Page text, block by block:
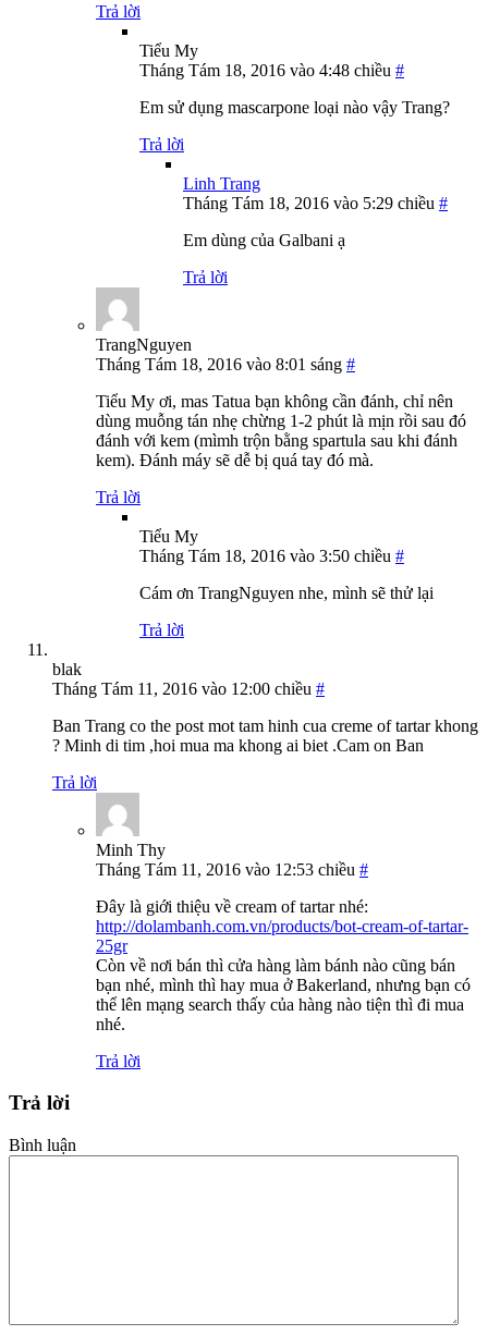
Trả lời
Tiểu My
Tháng Tám 18, 2016 vào 4:48 chiều #
Em sử dụng mascarpone loại nào vậy Trang?
Trả lời
Linh Trang
Tháng Tám 18, 2016 vào 5:29 chiều #
Em dùng của Galbani ạ
Trả lời
TrangNguyen
Tháng Tám 18, 2016 vào 8:01 sáng #
Tiểu My ơi, mas Tatua bạn không cần đánh, chỉ nên
dùng muỗng tán nhẹ chừng 1-2 phút là mịn rồi sau đó
đánh với kem (mìmh trộn bằng spartula sau khi đánh
kem). Đánh máy sẽ dễ bị quá tay đó mà.
Trả lời
Tiểu My
Tháng Tám 18, 2016 vào 3:50 chiều #
Cám ơn TrangNguyen nhe, mình sẽ thử lại
Trả lời
blak
Tháng Tám 11, 2016 vào 12:00 chiều #
Ban Trang co the post mot tam hinh cua creme of tartar khong
? Minh di tim ,hoi mua ma khong ai biet .Cam on Ban
Trả lời
Minh Thy
Tháng Tám 11, 2016 vào 12:53 chiều #
Đây là giới thiệu về cream of tartar nhé:
http://dolambanh.com.vn/products/bot-cream-of-tartar-
25gr
Còn về nơi bán thì cửa hàng làm bánh nào cũng bán
bạn nhé, mình thì hay mua ở Bakerland, nhưng bạn có
thể lên mạng search thấy của hàng nào tiện thì đi mua
nhé.
Trả lời
Trả lời
Bình luận